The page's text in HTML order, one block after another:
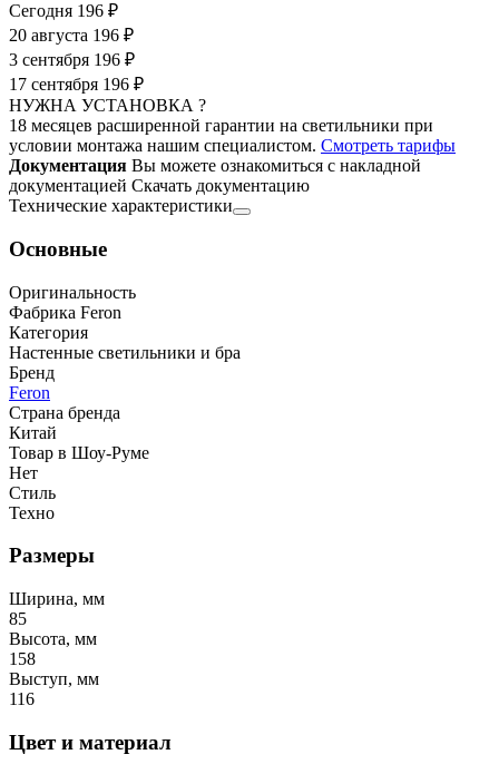
Сегодня 196 ₽
20 августа 196 ₽
3 сентября 196 ₽
17 сентября 196 ₽
НУЖНА УСТАНОВКА ?
18 месяцев расширенной гарантии на светильники при
условии монтажа нашим специалистом. Смотреть тарифы
Документация Вы можете ознакомиться с накладной
документацией Скачать документацию
Технические характеристики
Основные
Оригинальность
Фабрика Feron
Категория
Настенные светильники и бра
Бренд
Feron
Страна бренда
Китай
Товар в Шоу-Руме
Нет
Стиль
Техно
Размеры
Ширина, мм
85
Высота, мм
158
Выступ, мм
116
Цвет и материал